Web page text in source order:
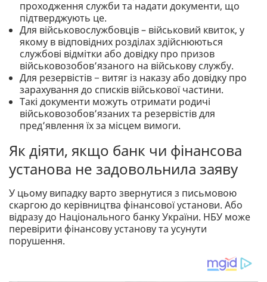
проходження служби та надати документи, що
підтверджують це.
Для військовослужбовців – військовий квиток, у
якому в відповідних розділах здійснюються
службові відмітки або довідку про призов
військовозобов’язаного на військову службу.
Для резервістів − витяг із наказу або довідку про
зарахування до списків військової частини.
Такі документи можуть отримати родичі
військовозобов’язаних та резервістів для
пред’явлення їх за місцем вимоги.
Як діяти, якщо банк чи фінансова
установа не задовольнила заяву
У цьому випадку варто звернутися з письмовою
скаргою до керівництва фінансової установи. Або
відразу до Національного банку України. НБУ може
перевірити фінансову установу та усунути
порушення.